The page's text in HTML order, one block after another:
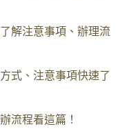
解注意事項、辦理流
式、注意事項快速了
流程看這篇！